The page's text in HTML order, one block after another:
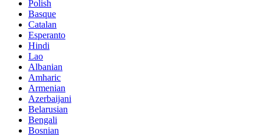
Polish
Basque
Catalan
Esperanto
Hindi
Lao
Albanian
Amharic
Armenian
Azerbaijani
Belarusian
Bengali
Bosnian